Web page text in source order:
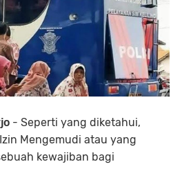
- Seperti yang diketahui,
Mengemudi atau yang
kewajiban bagi